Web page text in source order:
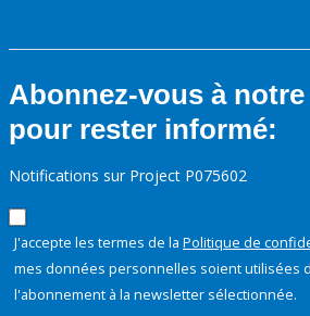
Abonnez-vous à
pour rester informé:
Notifications sur Project P075602
J'accepte les termes de la Politique de
mes données personnelles soient utilisées
l'abonnement à la newsletter sélectionnée.